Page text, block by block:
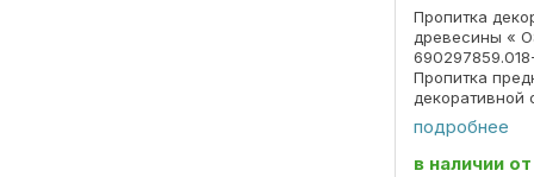
Пропитка
древесины «
Пропитка
декоративной
под ценные
атмосферных
подробнее
в наличии от